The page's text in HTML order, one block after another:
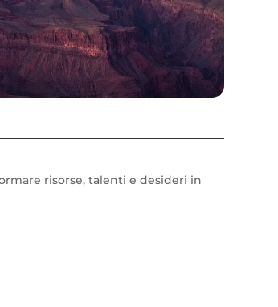
risorse, talenti e desideri in